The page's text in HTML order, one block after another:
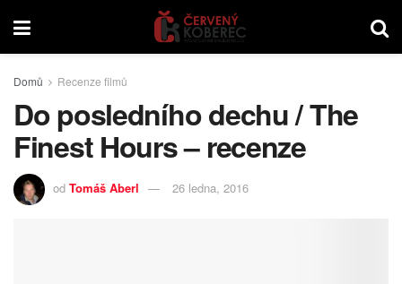
Domů Recenze filmů
Do posledního dechu / The
Finest Hours – recenze
od Tomáš Aberl 26 ledna, 2016